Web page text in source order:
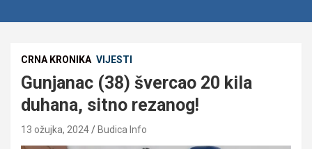
CRNA KRONIKA VIJESTI
Gunjanac (38) švercao 20 kila
duhana, sitno rezanog!
13 ožujka, 2024 Budica Info